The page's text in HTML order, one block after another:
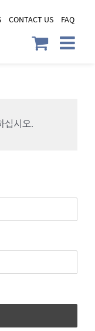
CONTACT US FAQ
십시오.